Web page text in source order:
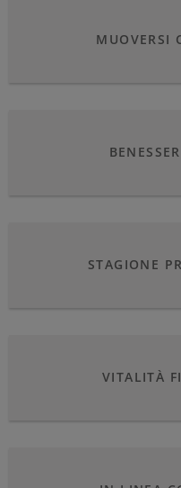
MUOVERSI
STAGIONE
VITALITÀ